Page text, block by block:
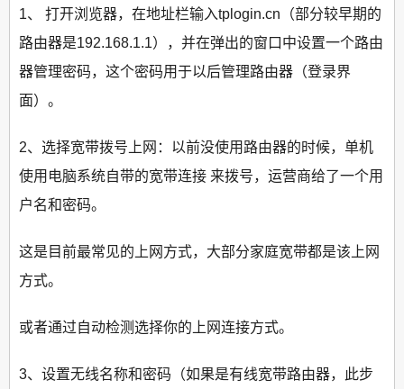
1、 打开浏览器，在地址栏输入tplogin.cn（部分较早期的
路由器是192.168.1.1），并在弹出的窗口中设置一个路由
器管理密码，这个密码用于以后管理路由器（登录界
面）。
2、选择宽带拨号上网：以前没使用路由器的时候，单机
使用电脑系统自带的宽带连接 来拨号，运营商给了一个用
户名和密码。
这是目前最常见的上网方式，大部分家庭宽带都是该上网
方式。
或者通过自动检测选择你的上网连接方式。
3、设置无线名称和密码（如果是有线宽带路由器，此步